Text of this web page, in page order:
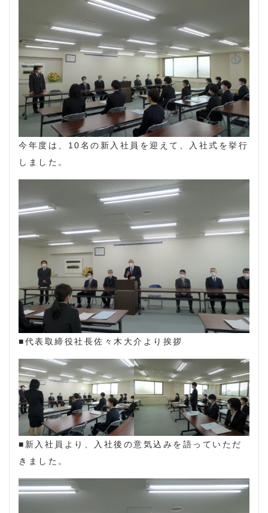
今年度は、10名の新入社員を迎えて、入社式を挙行
しました。
■代表取締役社長佐々木大介より挨拶
■新入社員より、入社後の意気込みを語っていただ
きました。